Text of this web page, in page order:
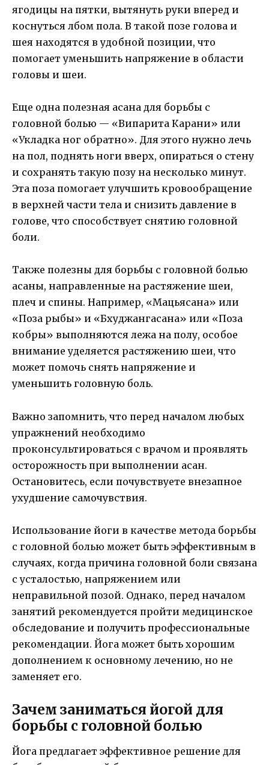
ягодицы на пятки, вытянуть руки вперед и
коснуться лбом пола. В такой позе голова и
шея находятся в удобной позиции, что
помогает уменьшить напряжение в области
головы и шеи.
Еще одна полезная асана для борьбы с
головной болью — «Випарита Карани» или
«Укладка ног обратно». Для этого нужно лечь
на пол, поднять ноги вверх, опираться о стену
и сохранять такую позу на несколько минут.
Эта поза помогает улучшить кровообращение
в верхней части тела и снизить давление в
голове, что способствует снятию головной
боли.
Также полезны для борьбы с головной болью
асаны, направленные на растяжение шеи,
плеч и спины. Например, «Мацьясана» или
«Поза рыбы» и «Бхуджангасана» или «Поза
кобры» выполняются лежа на полу, особое
внимание уделяется растяжению шеи, что
может помочь снять напряжение и
уменьшить головную боль.
Важно запомнить, что перед началом любых
упражнений необходимо
проконсультироваться с врачом и проявлять
осторожность при выполнении асан.
Остановитесь, если почувствуете внезапное
ухудшение самочувствия.
Использование йоги в качестве метода борьбы
с головной болью может быть эффективным в
случаях, когда причина головной боли связана
с усталостью, напряжением или
неправильной позой. Однако, перед началом
занятий рекомендуется пройти медицинское
обследование и получить профессиональные
рекомендации. Йога может быть хорошим
дополнением к основному лечению, но не
заменяет его.
Зачем заниматься йогой для
борьбы с головной болью
Йога предлагает эффективное решение для